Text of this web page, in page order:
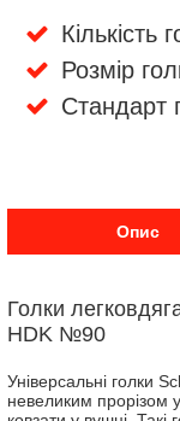
Кількість
Розмір
Стандарт
Опис
Голки
HDK №90
Універсальні голки
невеликим прорізом